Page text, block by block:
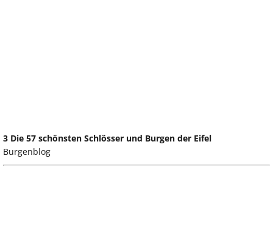
3 Die 57 schönsten Schlösser und Burgen der Eifel
Burgenblog